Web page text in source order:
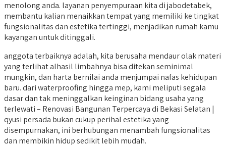
menolong anda. layanan penyempuraan kita di jabodetabek,
membantu kalian menaikkan tempat yang memiliki ke tingkat
fungsionalitas dan estetika tertinggi, menjadikan rumah kamu
kayangan untuk ditinggali.
anggota terbaiknya adalah, kita berusaha mendaur olak materi
yang terlihat alhasil limbahnya bisa ditekan seminimal
mungkin, dan harta bernilai anda menjumpai nafas kehidupan
baru. dari waterproofing hingga mep, kami meliputi segala
dasar dan tak meninggalkan keinginan bidang usaha yang
terlewati – Renovasi Bangunan Terpercaya di Bekasi Selatan |
qyusi persada bukan cukup perihal estetika yang
disempurnakan, ini berhubungan menambah fungsionalitas
dan membikin hidup sedikit lebih mudah.